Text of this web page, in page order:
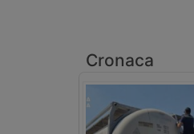
Cronaca